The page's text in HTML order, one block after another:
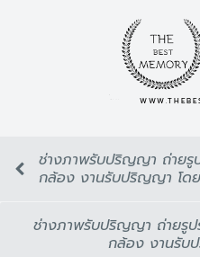
ช่างภาพรับปริญญา ถ่าย
กล้อง งานรับปริญญา โด
ช่างภาพรับปริญญา ถ่ายรู
กล้อง งานรับ